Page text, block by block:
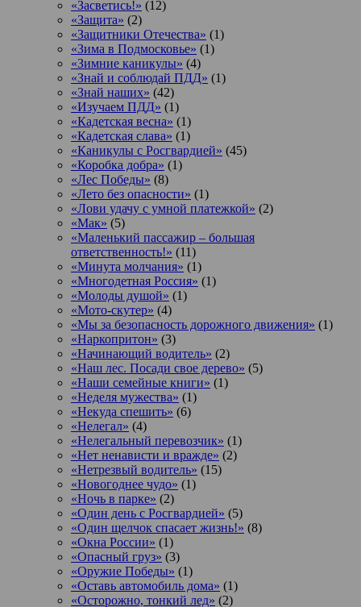
«Засветись!» (12)
«Защита» (2)
«Защитники Отечества» (1)
«Зима в Подмосковье» (1)
«Зимние каникулы» (4)
«Знай и соблюдай ПДД» (1)
«Знай наших» (42)
«Изучаем ПДД» (1)
«Кадетская весна» (1)
«Кадетская слава» (1)
«Каникулы с Росгвардией» (45)
«Коробка добра» (1)
«Лес Победы» (8)
«Лето без опасности» (1)
«Лови удачу с умной платежкой» (2)
«Мак» (5)
«Маленький пассажир – большая
ответственность!» (11)
«Минута молчания» (1)
«Многодетная Россия» (1)
«Молоды душой» (1)
«Мото-скутер» (4)
«Мы за безопасность дорожного движения» (1)
«Наркопритон» (3)
«Начинающий водитель» (2)
«Наш лес. Посади свое дерево» (5)
«Наши семейные книги» (1)
«Неделя мужества» (1)
«Некуда спешить» (6)
«Нелегал» (4)
«Нелегальный перевозчик» (1)
«Нет ненависти и вражде» (2)
«Нетрезвый водитель» (15)
«Новогоднее чудо» (1)
«Ночь в парке» (2)
«Один день с Росгвардией» (5)
«Один щелчок спасает жизнь!» (8)
«Окна России» (1)
«Опасный груз» (3)
«Оружие Победы» (1)
«Оставь автомобиль дома» (1)
«Осторожно, тонкий лед» (2)